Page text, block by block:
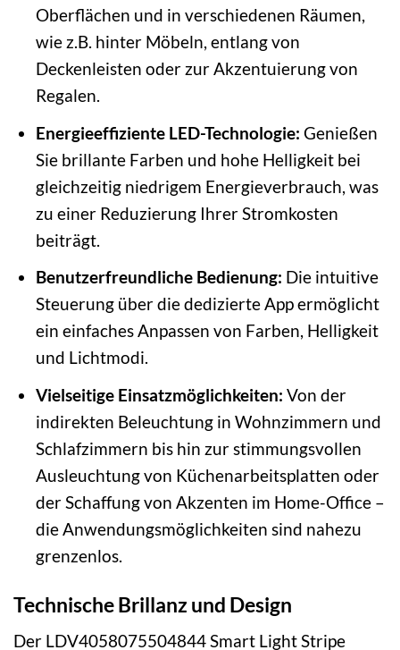
Oberflächen und in verschiedenen Räumen,
wie z.B. hinter Möbeln, entlang von
Deckenleisten oder zur Akzentuierung von
Regalen.
Energieeffiziente LED-Technologie: Genießen
Sie brillante Farben und hohe Helligkeit bei
gleichzeitig niedrigem Energieverbrauch, was
zu einer Reduzierung Ihrer Stromkosten
beiträgt.
Benutzerfreundliche Bedienung: Die intuitive
Steuerung über die dedizierte App ermöglicht
ein einfaches Anpassen von Farben, Helligkeit
und Lichtmodi.
Vielseitige Einsatzmöglichkeiten: Von der
indirekten Beleuchtung in Wohnzimmern und
Schlafzimmern bis hin zur stimmungsvollen
Ausleuchtung von Küchenarbeitsplatten oder
der Schaffung von Akzenten im Home-Office –
die Anwendungsmöglichkeiten sind nahezu
grenzenlos.
Technische Brillanz und Design
Der LDV4058075504844 Smart Light Stripe